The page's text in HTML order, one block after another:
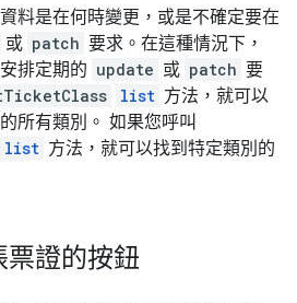
料是在何時變更，或是不確定要在
或 patch 要求。在這種情況下，
排定期的 update 或 patch 要
list 方法，就可以
所有類別。 如果您呼叫
list 方法，就可以找到特定類別的
證的按鈕